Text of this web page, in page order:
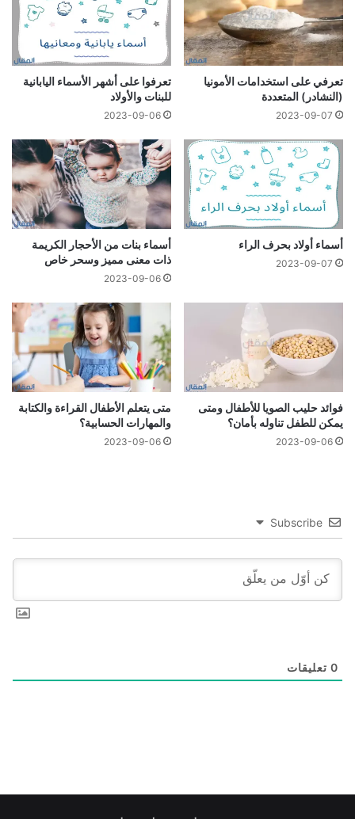
تعرفي على استخدامات الأمونيا
(النشادر) المتعددة
2023-09-07
تعرفوا على أشهر الأسماء اليابانية
للبنات والأولاد
2023-09-06
أسماء أولاد بحرف الراء
2023-09-07
أسماء بنات من الأحجار الكريمة
ذات معنى مميز وسحر خاص
2023-09-06
فوائد حليب الصويا للأطفال ومتى
يمكن للطفل تناوله بأمان؟
2023-09-06
متى يتعلم الأطفال القراءة والكتابة
والمهارات الحسابية؟
2023-09-06
Subscribe
0 تعليقات